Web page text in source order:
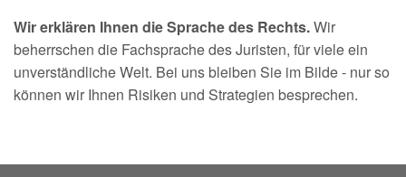
Wir erklären Ihnen die Sprache des Rechts.Wir
beherrschen die Fachsprache des Juristen, für viele ein
unverständliche Welt. Bei uns bleiben Sie im Bilde - nur so
können wir Ihnen Risiken und Strategien besprechen.